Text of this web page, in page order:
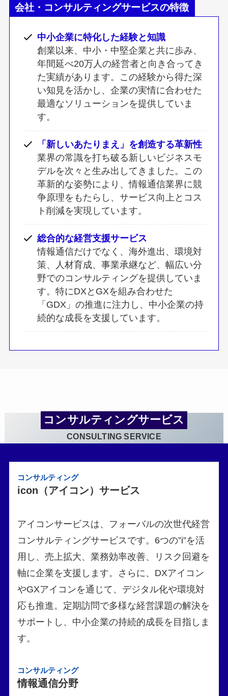
会社・コンサルティングサービスの特徴
中小企業に特化した経験と知識
創業以来、中小・中堅企業と共に歩み、
年間延べ20万人の経営者と向き合ってき
た実績があります。この経験から得た深
い知見を活かし、企業の実情に合わせた
最適なソリューションを提供していま
す。
「新しいあたりまえ」を創造する革新性
業界の常識を打ち破る新しいビジネスモ
デルを次々と生み出してきました。この
革新的な姿勢により、情報通信業界に競
争原理をもたらし、サービス向上とコス
ト削減を実現しています。
総合的な経営支援サービス
情報通信だけでなく、海外進出、環境対
策、人材育成、事業承継など、幅広い分
野でのコンサルティングを提供していま
す。特にDXとGXを組み合わせた
「GDX」の推進に注力し、中小企業の持
続的な成長を支援しています。
コンサルティングサービス
CONSULTING SERVICE
コンサルティング
icon（アイコン）サービス
アイコンサービスは、フォーバルの次世代経営
コンサルティングサービスです。6つの”i”を活
用し、売上拡大、業務効率改善、リスク回避を
軸に企業を支援します。さらに、DXアイコン
やGXアイコンを通じて、デジタル化や環境対
応も推進。定期訪問で多様な経営課題の解決を
サポートし、中小企業の持続的成長を目指しま
す。
コンサルティング
情報通信分野